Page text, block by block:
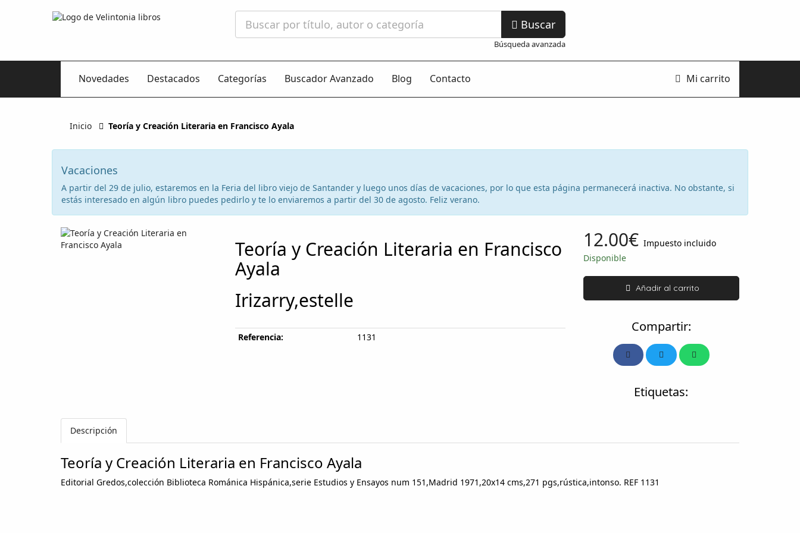
Buscar
Búsqueda avanzada
Novedades Destacados Categorías Buscador Avanzado Blog Contacto Mi carrito
Inicio Teoría y Creación Literaria en Francisco Ayala
Vacaciones
A partir del 29 de julio, estaremos en la Feria del libro viejo de Santander y luego unos días de vacaciones, por lo que esta página permanecerá inactiva. No obstante, si
estás interesado en algún libro puedes pedirlo y te lo enviaremos a partir del 30 de agosto. Feliz verano.
Teoría y Creación Literaria en Francisco
Ayala
Irizarry,estelle
Referencia: 1131
12.00€ Impuesto incluido
Disponible
Añadir al carrito
Compartir:
Etiquetas:
Descripción
Teoría y Creación Literaria en Francisco Ayala
Editorial Gredos,colección Biblioteca Románica Hispánica,serie Estudios y Ensayos num 151,Madrid 1971,20x14 cms,271 pgs,rústica,intonso. REF 1131